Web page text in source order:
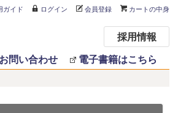
ガイド ログイン 会員登録 カートの中身
お問い合わせ 電子書籍はこちら
採用情報